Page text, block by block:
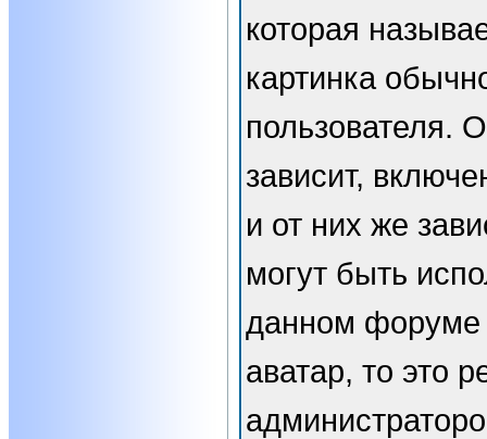
которая
картинка
пользователя.
зависит,
и от них же
могут быть
данном форуме
аватар, то это